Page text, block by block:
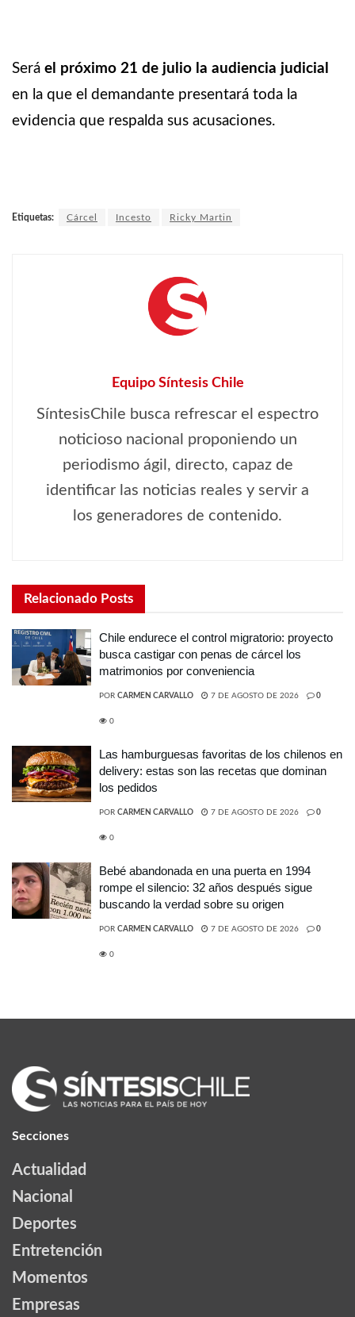
Será el próximo 21 de julio la audiencia judicial
en la que el demandante presentará toda la
evidencia que respalda sus acusaciones.
Etiquetas: Cárcel Incesto Ricky Martin
Equipo Síntesis Chile
SíntesisChile busca refrescar el espectro
noticioso nacional proponiendo un
periodismo ágil, directo, capaz de
identificar las noticias reales y servir a
los generadores de contenido.
Relacionado Posts
Chile endurece el control migratorio: proyecto
busca castigar con penas de cárcel los
matrimonios por conveniencia
POR CARMEN CARVALLO 7 DE AGOSTO DE 2026 0
0
Las hamburguesas favoritas de los chilenos en
delivery: estas son las recetas que dominan
los pedidos
POR CARMEN CARVALLO 7 DE AGOSTO DE 2026 0
0
Bebé abandonada en una puerta en 1994
rompe el silencio: 32 años después sigue
buscando la verdad sobre su origen
POR CARMEN CARVALLO 7 DE AGOSTO DE 2026 0
0
Secciones
Actualidad
Nacional
Deportes
Entretención
Momentos
Empresas